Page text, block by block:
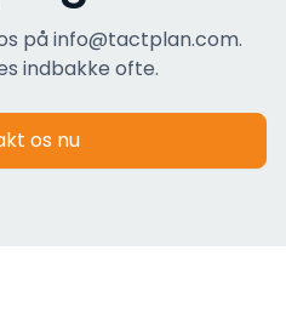
på info@tactplan.com.
indbakke ofte.
os nu